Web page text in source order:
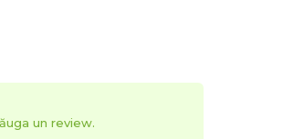
un review.